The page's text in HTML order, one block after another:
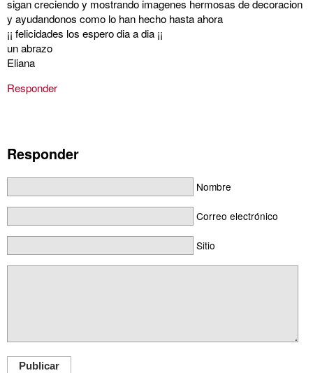
sigan creciendo y mostrando imagenes hermosas de decoracion
y ayudandonos como lo han hecho hasta ahora
¡¡ felicidades los espero dia a dia ¡¡
un abrazo
Eliana
Responder
Responder
Nombre
Correo electrónico
Sitio
Publicar